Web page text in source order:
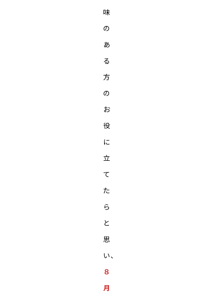
味
の
あ
る
方
の
お
役
に
立
て
た
ら
と
思
い、
８
月